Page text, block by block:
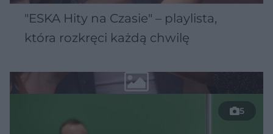
"ESKA Hity na Czasie" – playlista,
która rozkręci każdą chwilę
5